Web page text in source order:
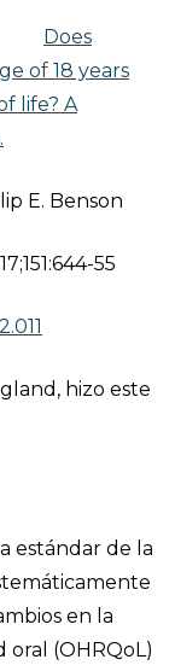
Does
of 18 years
life? A
E. Benson
55
hizo este
estándar de la
en la
oral (OHRQoL)